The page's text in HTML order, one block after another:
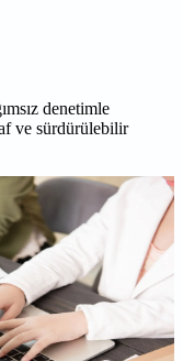
denetimle
ve sürdürülebilir